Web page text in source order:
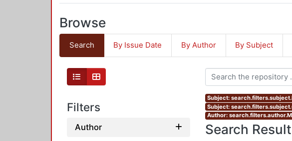
Browse
Search By Issue Date By Author By Subject
Filters
Author
Subject:
Subject:
Author:
Search